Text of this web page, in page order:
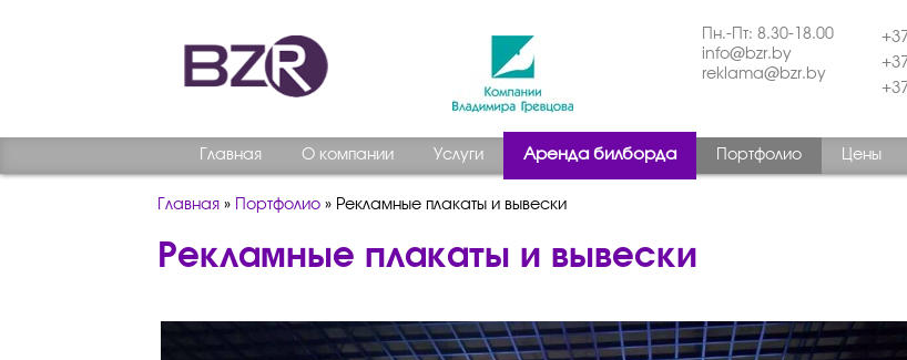
Пн.-Пт: 8.30-18.00
info@bzr.by
reklama@bzr.by
Главная О компании Услуги Аренда билборда Портфолио Цены
Главная » Портфолио » Рекламные плакаты и вывески
Рекламные плакаты и вывески